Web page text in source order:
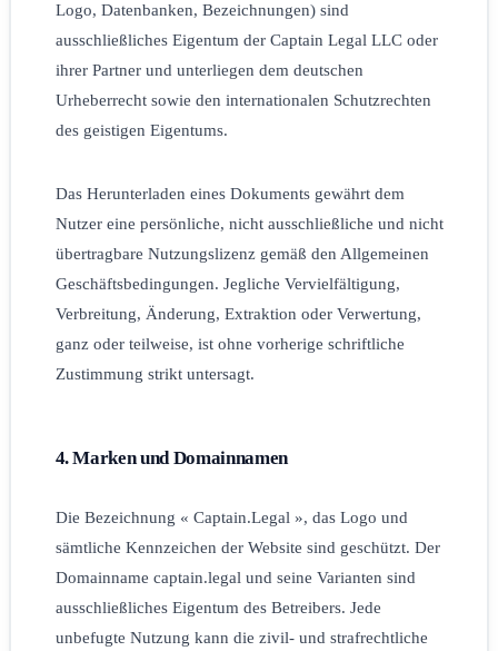
Logo, Datenbanken, Bezeichnungen) sind
ausschließliches Eigentum der Captain Legal LLC oder
ihrer Partner und unterliegen dem deutschen
Urheberrecht sowie den internationalen Schutzrechten
des geistigen Eigentums.
Das Herunterladen eines Dokuments gewährt dem
Nutzer eine persönliche, nicht ausschließliche und nicht
übertragbare Nutzungslizenz gemäß den Allgemeinen
Geschäftsbedingungen. Jegliche Vervielfältigung,
Verbreitung, Änderung, Extraktion oder Verwertung,
ganz oder teilweise, ist ohne vorherige schriftliche
Zustimmung strikt untersagt.
4. Marken und Domainnamen
Die Bezeichnung « Captain.Legal », das Logo und
sämtliche Kennzeichen der Website sind geschützt. Der
Domainname captain.legal und seine Varianten sind
ausschließliches Eigentum des Betreibers. Jede
unbefugte Nutzung kann die zivil- und strafrechtliche